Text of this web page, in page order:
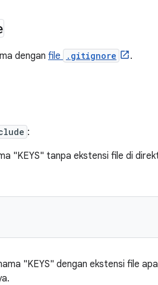
dengan file .gitignore .
:
"KEYS" tanpa ekstensi file di
"KEYS" dengan ekstensi file